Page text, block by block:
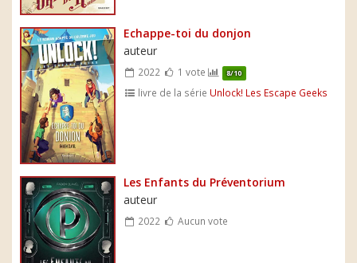
Echappe-toi du donjon
auteur
2022 1 vote 8/10
livre de la série Unlock! Les Escape Geeks
Les Enfants du Préventorium
auteur
2022 Aucun vote